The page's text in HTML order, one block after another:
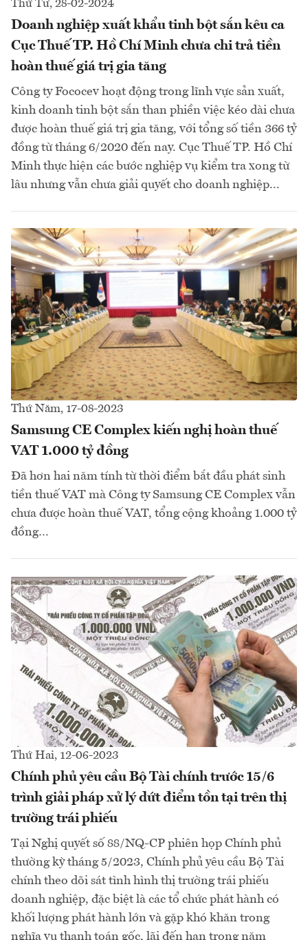
Thứ Tư, 28-02-2024
Doanh nghiệp xuất khẩu tinh bột sắn kêu ca
Cục Thuế TP. Hồ Chí Minh chưa chi trả tiền
hoàn thuế giá trị gia tăng
Công ty Fococev hoạt động trong lĩnh vực sản xuất,
kinh doanh tinh bột sắn than phiền việc kéo dài chưa
được hoàn thuế giá trị gia tăng, với tổng số tiền 366 tỷ
đồng từ tháng 6/2020 đến nay. Cục Thuế TP. Hồ Chí
Minh thực hiện các bước nghiệp vụ kiểm tra xong từ
lâu nhưng vẫn chưa giải quyết cho doanh nghiệp...
Thứ Năm, 17-08-2023
Samsung CE Complex kiến nghị hoàn thuế
VAT 1.000 tỷ đồng
Đã hơn hai năm tính từ thời điểm bắt đầu phát sinh
tiền thuế VAT mà Công ty Samsung CE Complex vẫn
chưa được hoàn thuế VAT, tổng cộng khoảng 1.000 tỷ
đồng…
Thứ Hai, 12-06-2023
Chính phủ yêu cầu Bộ Tài chính trước 15/6
trình giải pháp xử lý dứt điểm tồn tại trên thị
trường trái phiếu
Tại Nghị quyết số 88/NQ-CP phiên họp Chính phủ
thường kỳ tháng 5/2023, Chính phủ yêu cầu Bộ Tài
chính theo dõi sát tình hình thị trường trái phiếu
doanh nghiệp, đặc biệt là các tổ chức phát hành có
khối lượng phát hành lớn và gặp khó khăn trong
nghĩa vụ thanh toán gốc, lãi đến hạn trong năm